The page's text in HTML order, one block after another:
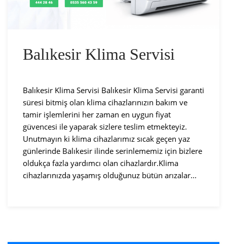
Balıkesir Klima Servisi
Balıkesir Klima Servisi Balıkesir Klima Servisi garanti
süresi bitmiş olan klima cihazlarınızın bakım ve
tamir işlemlerini her zaman en uygun fiyat
güvencesi ile yaparak sizlere teslim etmekteyiz.
Unutmayın ki klima cihazlarımız sıcak geçen yaz
günlerinde Balıkesir ilinde serinlememiz için bizlere
oldukça fazla yardımcı olan cihazlardır.Klima
cihazlarınızda yaşamış olduğunuz bütün arızalar...